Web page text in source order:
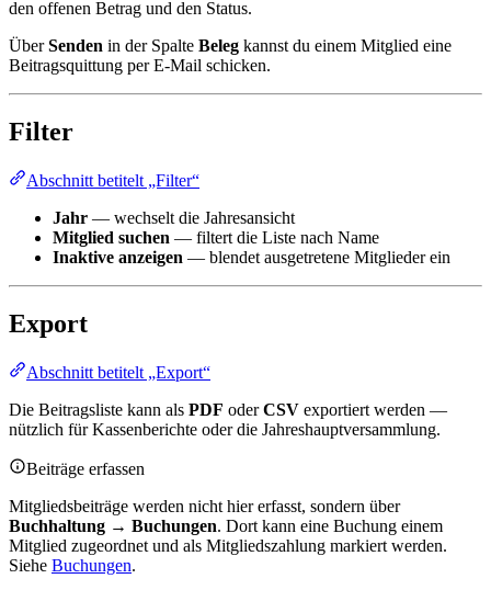
den offenen Betrag und den Status.
ÜberSenden in der Spalte Beleg kannst du einem Mitglied eine
Beitragsquittung per E-Mail schicken.
Filter
Abschnitt betitelt „Filter“
Jahr — wechselt die Jahresansicht
Mitglied suchen — filtert die Liste nach Name
Inaktive anzeigen — blendet ausgetretene Mitglieder ein
Export
Abschnitt betitelt „Export“
Die Beitragsliste kann als PDF oderCSV exportiert werden —
nützlich für Kassenberichte oder die Jahreshauptversammlung.
Beiträge erfassen
Mitgliedsbeiträge werden nicht hier erfasst, sondern über
Buchhaltung → Buchungen. Dort kann eine Buchung einem
Mitglied zugeordnet und als Mitgliedszahlung markiert werden.
Siehe Buchungen.